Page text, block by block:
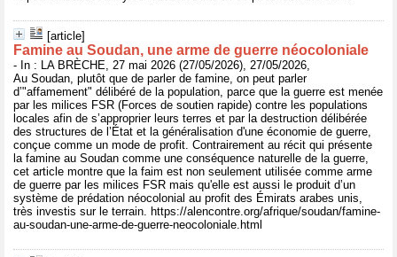
[article]
Famine au Soudan, une arme de guerre néocoloniale
- In : LA BRÈCHE, 27 mai 2026 (27/05/2026), 27/05/2026,
Au Soudan, plutôt que de parler de famine, on peut parler
d’"affamement" délibéré de la population, parce que la guerre est menée
par les milices FSR (Forces de soutien rapide) contre les populations
locales afin de s’approprier leurs terres et par la destruction délibérée
des structures de l’État et la généralisation d'une économie de guerre,
conçue comme un mode de profit. Contrairement au récit qui présente
la famine au Soudan comme une conséquence naturelle de la guerre,
cet article montre que la faim est non seulement utilisée comme arme
de guerre par les milices FSR mais qu'elle est aussi le produit d’un
système de prédation néocolonial au profit des Émirats arabes unis,
très investis sur le terrain. https://alencontre.org/afrique/soudan/famine-
au-soudan-une-arme-de-guerre-neocoloniale.html